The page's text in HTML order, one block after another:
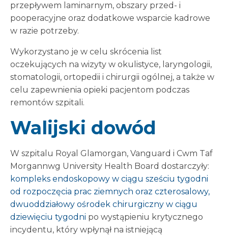
przepływem laminarnym, obszary przed- i
pooperacyjne oraz dodatkowe wsparcie kadrowe
w razie potrzeby.
Wykorzystano je w celu skrócenia list
oczekujących na wizyty w okulistyce, laryngologii,
stomatologii, ortopedii i chirurgii ogólnej, a także w
celu zapewnienia opieki pacjentom podczas
remontów szpitali.
Walijski dowód
W szpitalu Royal Glamorgan, Vanguard i Cwm Taf
Morgannwg University Health Board dostarczyły:
kompleks endoskopowy w ciągu sześciu tygodni
od rozpoczęcia prac ziemnych oraz czterosalowy,
dwuoddziałowy ośrodek chirurgiczny w ciągu
dziewięciu tygodni po wystąpieniu krytycznego
incydentu, który wpłynął na istniejącą